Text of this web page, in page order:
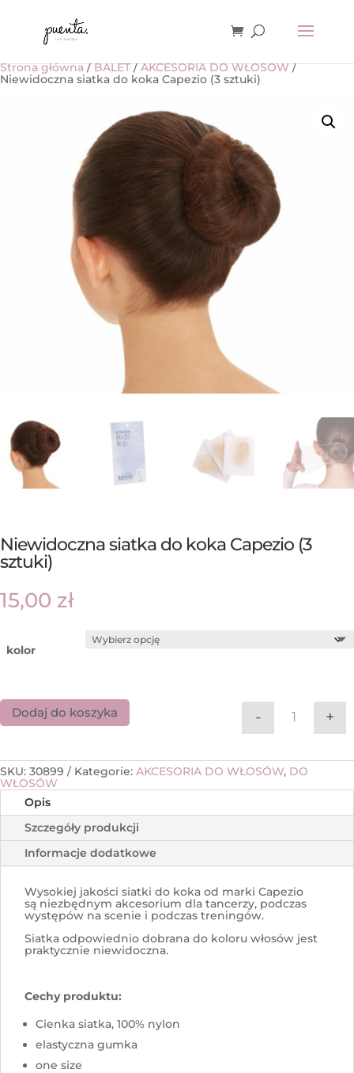
Strona główna/BALET/AKCESORIA DO WŁOSÓW/
Niewidoczna siatka do koka Capezio (3 sztuki)
Niewidoczna siatka do koka Capezio (3
sztuki)
15,00 zł
kolor
ilość
- +
Dodaj do koszyka
SKU: 30899 Kategorie: AKCESORIA DO WŁOSÓW, DO
WŁOSÓW
Opis
Szczegóły produkcji
Informacje dodatkowe
Wysokiej jakości siatki do koka od marki Capezio
są niezbędnym akcesorium dla tancerzy, podczas
występów na scenie i podczas treningów.
Siatka odpowiednio dobrana do koloru włosów jest
praktycznie niewidoczna.
Cechy produktu:
Cienka siatka, 100% nylon
elastyczna gumka
one size